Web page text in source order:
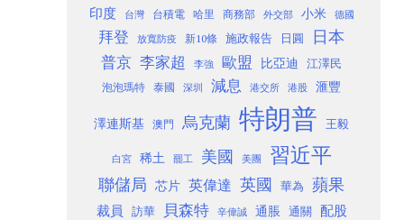
印度
台灣 台積電 哈里 商務部 外交部 小米 德國
拜登 放寬防疫 新10條 施政報告 日圓 日本
普京 李家超 李強 歐盟 比亞迪 江澤民
泡泡瑪特 泰國 深圳 減息 港交所 港股 滙豐
澤連斯基 澳門 烏克蘭 特朗普 王毅
白宮 稀土 罷工 美國 美團 習近平
聯儲局 芯片 英偉達 英國 華為 蘋果
裁員 訪華 貝森特 辛偉誠 通脹 通關 配股